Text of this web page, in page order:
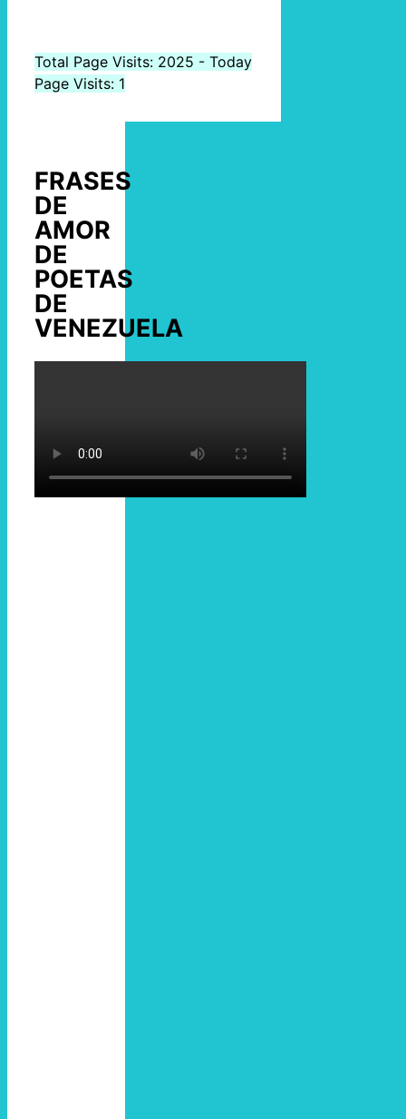
Total Page Visits: 2025 - Today
Page Visits: 1
FRASES
DE
AMOR
DE
POETAS
DE
VENEZUELA